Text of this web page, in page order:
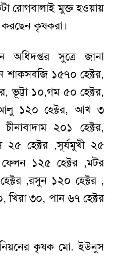
রোগবালাই মুক্ত হওয়ায়
কৃষকরা।
অধিদপ্তর সুত্রে জানা
শাকসবজি ১৫৭০ হেক্টর,
ভূট্টা ১০,গম ৫০ হেক্টর,
আলু ১২০ হেক্টর, আখ ৩
২০১ হেক্টর,
২৫ হেক্টর ,সূর্যমুখী ২৫
১২৫ হেক্টর ,মটর
,রসুন ১২০ হেক্টর ,
৩০, পান ৬৭ হেক্টর
কৃষক মো. ইউনুস